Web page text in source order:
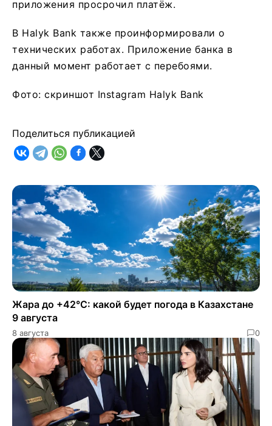
приложения просрочил платёж.
B Halyk Bank также проинформировали о
технических работах. Приложение банка в
данный момент работает с перебоями.
Фото: скриншот Instagram Halyk Bank
Поделиться публикацией
Жара до +42°C: какой будет погода в Казахстане
9 августа
8 августа 0